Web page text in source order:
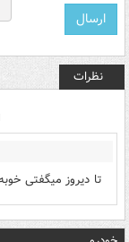
نظرات
تا دیروز میگفتی